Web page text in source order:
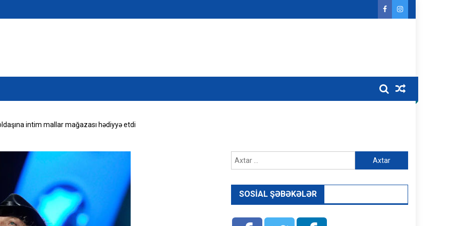
intim mallar mağazası hədiyyə etdi
Axtarış:
SOSIAL ŞƏBƏKƏLƏR